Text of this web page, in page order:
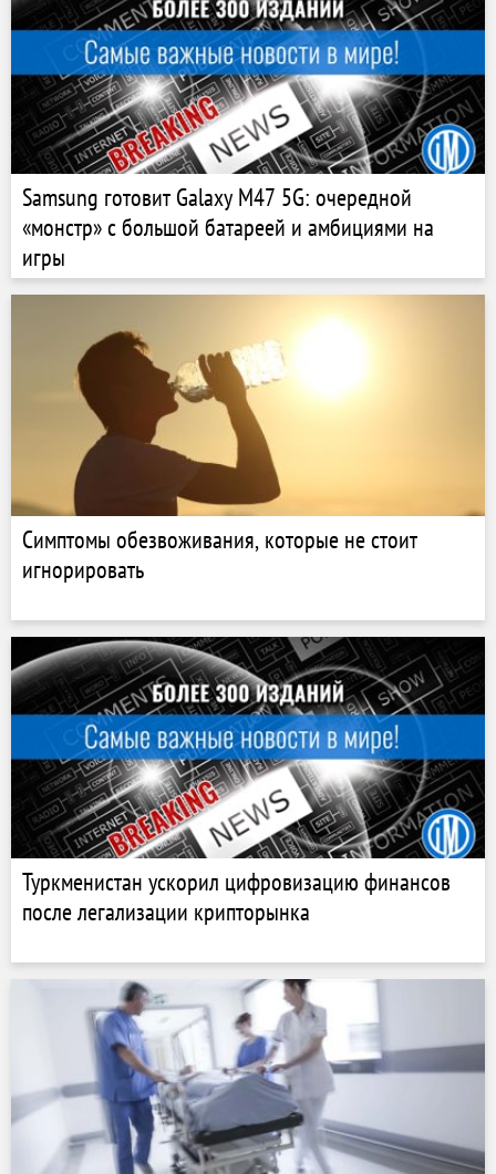
Samsung готовит Galaxy M47 5G: очередной
«монстр» с большой батареей и амбициями на
игры
Симптомы обезвоживания, которые не стоит
игнорировать
Туркменистан ускорил цифровизацию финансов
после легализации крипторынка